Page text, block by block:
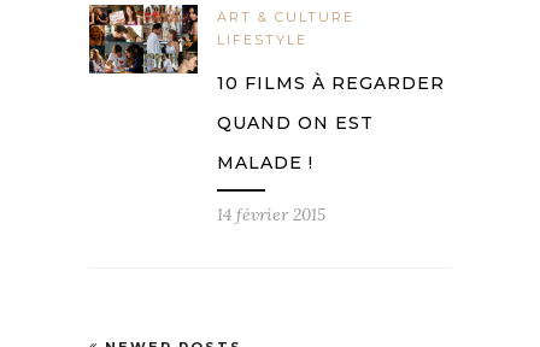
ART & CULTURE
LIFESTYLE
10 FILMS À REGARDER
QUAND ON EST
MALADE !
14 février 2015